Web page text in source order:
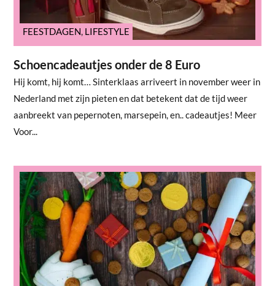
FEESTDAGEN, LIFESTYLE
Schoencadeautjes onder de 8 Euro
Hij komt, hij komt… Sinterklaas arriveert in november weer in
Nederland met zijn pieten en dat betekent dat de tijd weer
aanbreekt van pepernoten, marsepein, en.. cadeautjes! Meer
Voor...